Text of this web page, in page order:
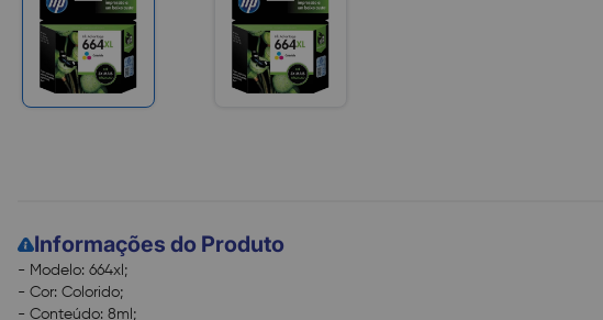
Informações do Produto
- Modelo: 664xl;
- Cor: Colorido;
- Conteúdo: 8ml;